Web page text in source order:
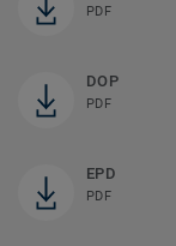
PDF
DOP
PDF
EPD
PDF